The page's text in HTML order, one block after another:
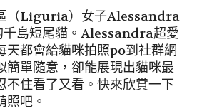
（Liguria）女子Alessandra
島短尾貓。Alessandra超愛
天都會給貓咪拍照po到社群網
簡單隨意，卻能展現出貓咪最
不住看了又看。快來欣賞一下
照吧。